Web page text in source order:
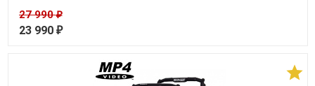
27 990₽
23 990 ₽
